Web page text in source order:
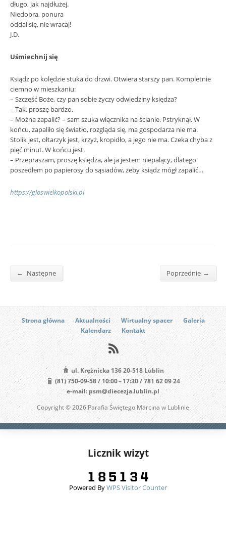
długo, jak najdłużej.
Niedobra, ponura
oddal się, nie wracaj!
J.D.
Uśmiechnij się
Ksiądz po kolędzie stuka do drzwi. Otwiera starszy pan. Kompletnie
ciemno w mieszkaniu:
– Szczęść Boże, czy pan sobie życzy odwiedziny księdza?
– Tak, proszę bardzo.
– Można zapalić? – sam szuka włącznika na ścianie. Pstryknął. W
końcu, zapaliło się światło, rozgląda się, ma gospodarza nie ma.
Stolik jest, ołtarzyk jest, krzyż, kropidło, a jego nie ma. Czeka chyba z
pięć minut. W końcu jest.
– Przepraszam, proszę księdza, ale ja jestem niepalący, dlatego
poszedłem po papierosy do sąsiadów, żeby ksiądz mógł zapalić…
https://gloswielkopolski.pl
← Następne Poprzednie →
Strona główna Aktualności Wirtualny spacer
Galeria
Kalendarz
Kontakt
ul. Krężnicka 136 20-518 Lublin
(81) 750-09-58 / 10:00 - 17:30 / 781 62 09 24
e-mail: psm@diecezja.lublin.pl
Copyright © 2026 Parafia Świętego Marcina w Lublinie
Licznik wizyt
Powered ByWPS Visitor Counter